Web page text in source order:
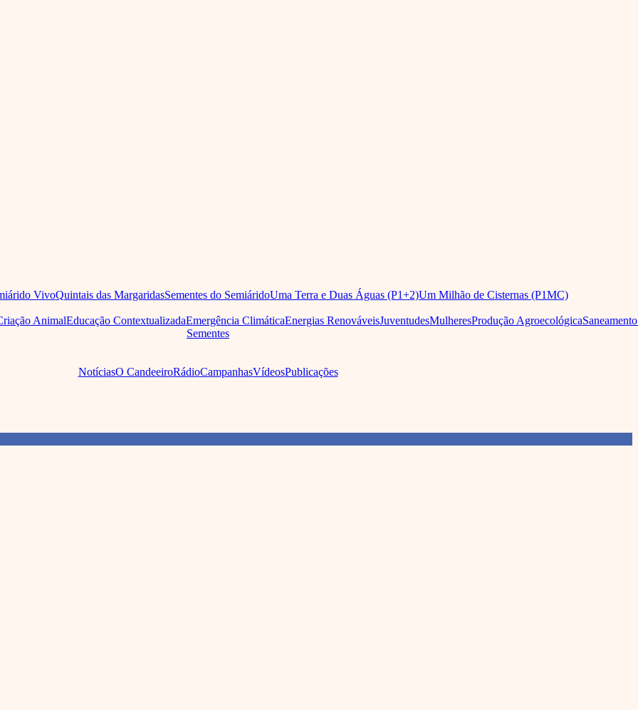
VivoQuintais das MargaridasSementes do SemiáridoUma Terra e Duas Águas (P1+2)Um Milhão de Cisternas (P1MC)
AnimalEducação ContextualizadaEmergência ClimáticaEnergias RenováveisJuventudesMulheresProdução Agroecológica
Sementes
NotíciasO CandeeiroRádioCampanhasVídeosPublicações